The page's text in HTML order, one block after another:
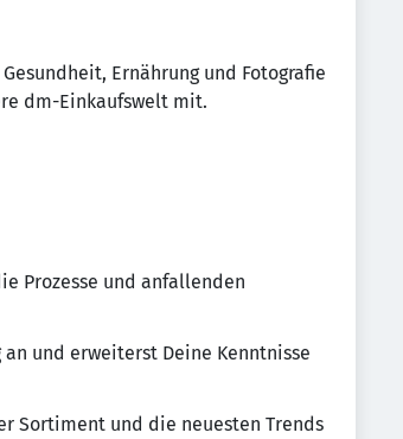
Ernährung und Fotografie
dm-Einkaufswelt mit.
Prozesse und anfallenden
und erweiterst Deine Kenntnisse
Sortiment und die neuesten Trends